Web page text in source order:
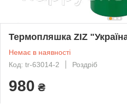
Термопляшка ZIZ
Немає в наявності
Код: tr-63014-2
Роздріб
980 ₴